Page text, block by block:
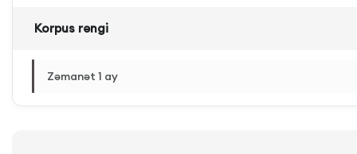
Korpus rəngi
Zəmanət 1 ay